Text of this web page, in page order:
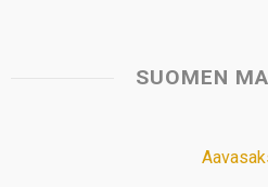
SUOMEN